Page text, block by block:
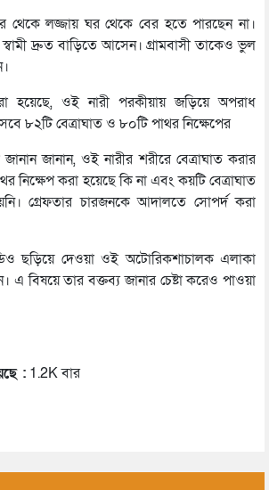
থেকে লজ্জায় ঘর থেকে বের হতে পারছেন না।
দ্রুত বাড়িতে আসেন। গ্রামবাসী তাকেও ভুল
হয়েছে, ওই নারী পরকীয়ায় জড়িয়ে অপরাধ
৮২টি বেত্রাঘাত ও ৮০টি পাথর নিক্ষেপের
জানান, ওই নারীর শরীরে বেত্রাঘাত করার
নিক্ষেপ করা হয়েছে কি না এবং কয়টি বেত্রাঘাত
গ্রেফতার চারজনকে আদালতে সোপর্দ করা
ছড়িয়ে দেওয়া ওই অটোরিকশাচালক এলাকা
এ বিষয়ে তার বক্তব্য জানার চেষ্টা করেও পাওয়া
: 1.2K বার